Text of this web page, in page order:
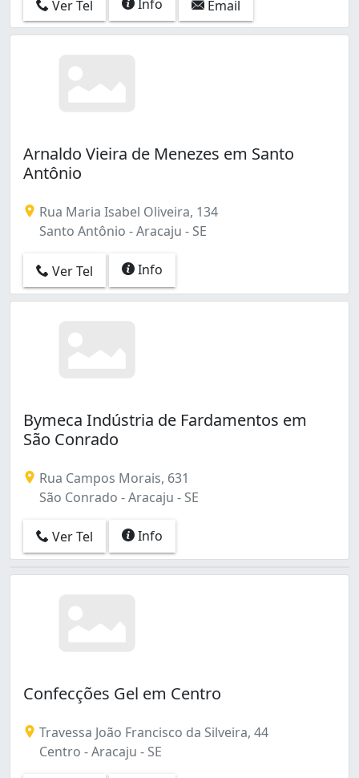
Ver Tel Info Email
Arnaldo Vieira de Menezes em Santo
Antônio
Rua Maria Isabel Oliveira, 134
Santo Antônio - Aracaju - SE
Ver Tel Info
Bymeca Indústria de Fardamentos em
São Conrado
Rua Campos Morais, 631
São Conrado - Aracaju - SE
Ver Tel Info
Confecções Gel em Centro
Travessa João Francisco da Silveira, 44
Centro - Aracaju - SE